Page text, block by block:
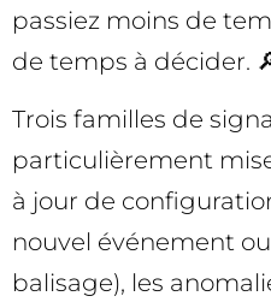
passiez moins de
de temps à décider.
Trois familles de
particulièrement
à jour de
nouvel événement
balisage), les